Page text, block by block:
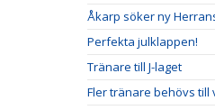
Åkarp söker ny
Perfekta julklappen!
Tränare till J-laget
Fler tränare behövs till